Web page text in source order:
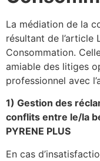
La médiation de la
résultant de l’article
Consommation.
amiable des litiges
professionnel avec
1) Gestion des
conflits entre le/la
PYRENE PLUS
En cas